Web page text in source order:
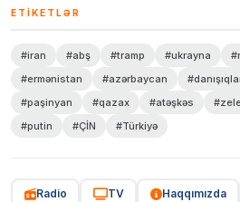
ETIKETLƏR
#iran #abş #tramp #ukrayna
#ermənistan
#azərbaycan
#paşinyan
#qazax #atəşkəs
#putin
#ÇİN #Türkiyə
Radio TV Haqqımızda